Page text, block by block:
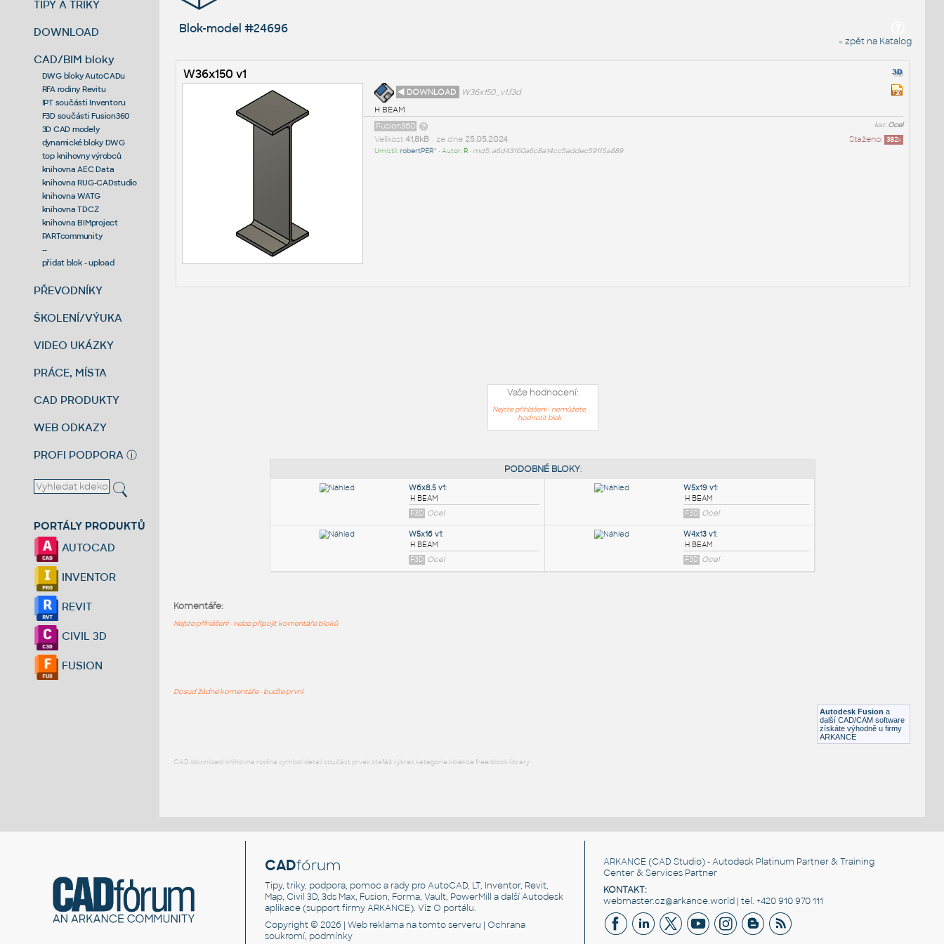
TIPY A TRIKY
DOWNLOAD
CAD/BIM bloky
DWG bloky AutoCADu
RFA rodiny Revitu
IPT součásti Inventoru
F3D součásti Fusion360
3D CAD modely
dynamické bloky DWG
top knihovny výrobců
knihovna AEC Data
knihovna RUG-CADstudio
knihovna WATG
knihovna TDCZ
knihovna BIMproject
PARTcommunity
--
přidat blok - upload
PŘEVODNÍKY
ŠKOLENÍ/VÝUKA
VIDEO UKÁZKY
PRÁCE, MÍSTA
CAD PRODUKTY
WEB ODKAZY
PROFI PODPORA ⓘ
PORTÁLY PRODUKTŮ
AUTOCAD
INVENTOR
REVIT
CIVIL 3D
FUSION
Blok-model #24696
« zpět na Katalog
W36x150 v1
◄ DOWNLOAD
W36x150_v1.f3d
H BEAM
kat:Ocel
Fusion360
Staženo: 382x
Velikost 41,8kB• ze dne 25.05.2024
Umístil:robertPER^ • Autor: R• md5: a6d43160a6c8a14cc5addec591f5a889
Vaše hodnocení:
Nejste přihlášeni - nemůžete
hodnotit blok
F3D Ocel
Autodesk Fusion a
další CAD/CAM software
získáte výhodně u firmy
ARKANCE
Komentáře:
Nejste přihlášeni - nelze připojit komentáře bloků
Dosud žádné komentáře - buďte první
CAD download: knihovna rodina symbol detail součást prvek stafáž výkres kategorie kolekce free block library
CADfórum
Tipy, triky, podpora, pomoc a rady pro AutoCAD, LT, Inventor, Revit,
Map, Civil 3D, 3ds Max, Fusion, Forma, Vault, PowerMill a další Autodesk
aplikace (support firmy ARKANCE). VizO portálu.
Copyright © 2026 |Web reklama na tomto serveru |Ochrana
soukromí, podmínky
ARKANCE (CAD Studio) - Autodesk Platinum Partner & Training
Center & Services Partner
KONTAKT:
webmaster.cz@arkance.world | tel. +420 910 970 111